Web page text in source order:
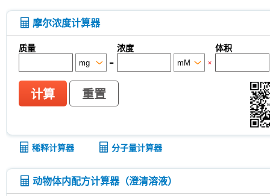
摩尔浓度计算器
质量 浓度
体积
=
×
计算 重置
稀释计算器 分子量计算器
动物体内配方计算器（澄清溶液）